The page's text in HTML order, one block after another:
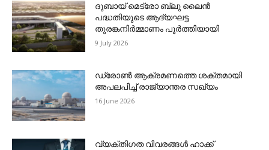
ദുബായ് മെട്രോ ബ്ലു ലൈന്‍
പദ്ധതിയുടെ ആദ്യഘട്ട
തുരങ്കനിര്‍മ്മാണം പൂര്‍ത്തിയായി
9 July 2026
ഡ്രോണ്‍ ആക്രമണത്തെ ശക്തമായി
അപലപിച്ച് രാജ്യാന്തര സഖ്യം
16 June 2026
വ്യക്തിഗത വിവരങ്ങള്‍ ഹാക്ക്